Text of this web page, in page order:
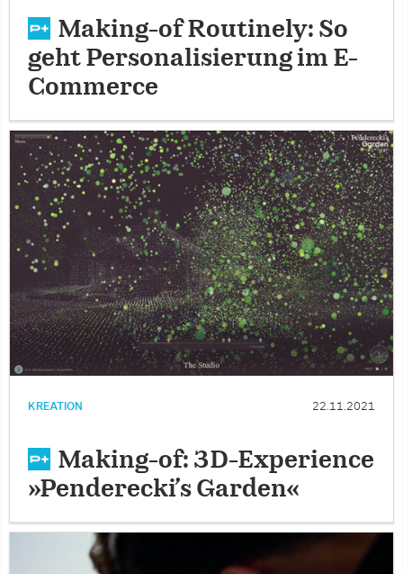
Making-of Routinely: So
geht Personalisierung im E-
Commerce
KREATION 22.11.2021
Making-of: 3D-Experience
»Penderecki’s Garden«